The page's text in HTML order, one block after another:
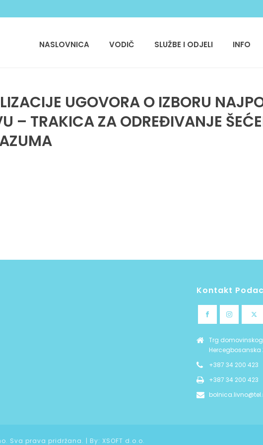
NASLOVNICA VODIČ SLUŽBE I ODJELI INFO
UGOVORA O IZBORU
– TRAKICA ZA ODREĐIVANJE
Kontakt
Trg domovinskog
Hercegbosanska
+387 34 200 423
+387 34 200 423
Sva prava pridržana. | By: XSOFT d.o.o.